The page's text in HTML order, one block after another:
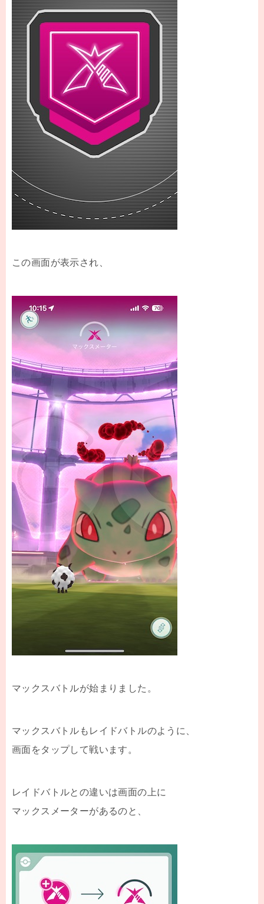
この画面が表示され、
マックスバトルが始まりました。
マックスバトルもレイドバトルのように、
画面をタップして戦います。
レイドバトルとの違いは画面の上に
マックスメーターがあるのと、